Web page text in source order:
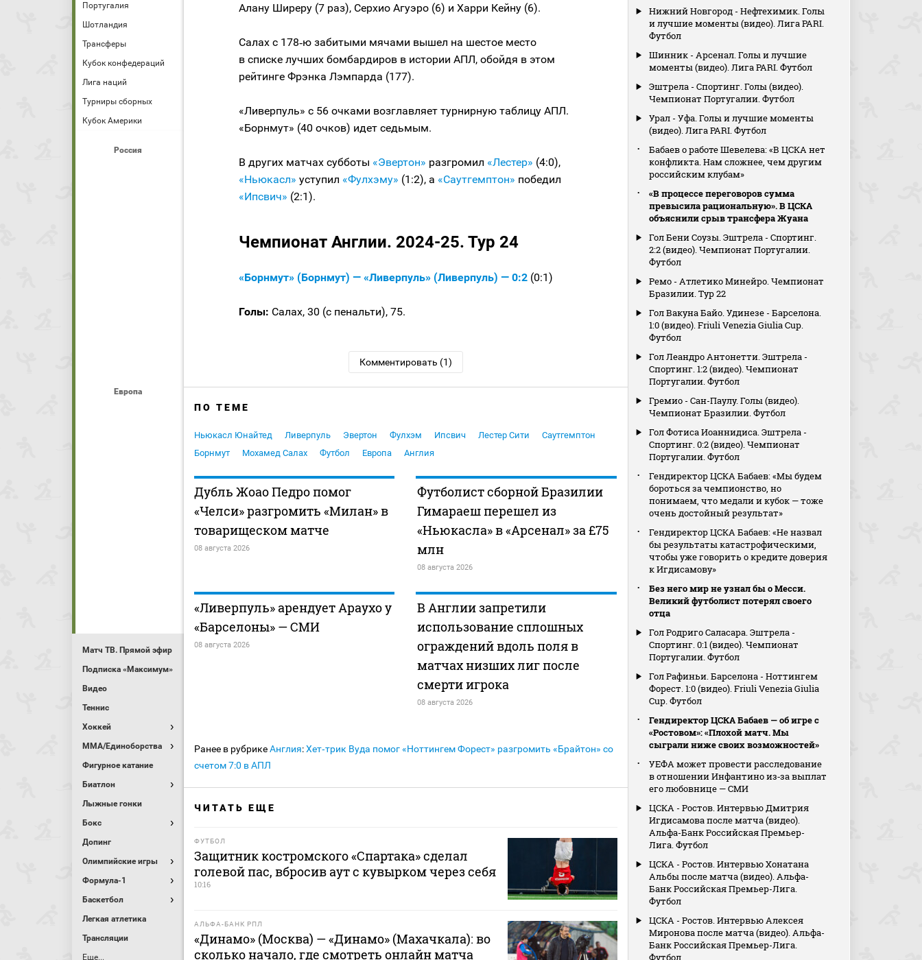
Португалия
Шотландия
Трансферы
Кубок конфедераций
Лига наций
Турниры сборных
Кубок Америки
Россия
Европа
Матч ТВ. Прямой эфир
Подписка «Максимум»
Видео
Теннис
Хоккей
MMA/Единоборства
Фигурное катание
Биатлон
Лыжные гонки
Бокс
Допинг
Олимпийские игры
Формула-1
Баскетбол
Легкая атлетика
Трансляции
Еще...
Алану Ширеру (7 раз), Серхио Агуэро (6) и Харри Кейну (6).
Салах с 178‑ю забитыми мячами вышел на шестое место
в списке лучших бомбардиров в истории АПЛ, обойдя в этом
рейтинге Фрэнка Лэмпарда (177).
«Ливерпуль» с 56 очками возглавляет турнирную таблицу АПЛ.
«Борнмут» (40 очков) идет седьмым.
В других матчах субботы «Эвертон» разгромил «Лестер» (4:0),
«Ньюкасл» уступил «Фулхэму» (1:2), а «Саутгемптон» победил
«Ипсвич» (2:1).
Чемпионат Англии. 2024-25. Тур 24
«Борнмут» (Борнмут) — «Ливерпуль» (Ливерпуль) — 0:2 (0:1)
Голы: Салах, 30 (с пенальти), 75.
Комментировать (1)
ПО ТЕМЕ
Ньюкасл Юнайтед Ливерпуль Эвертон Фулхэм Ипсвич Лестер Сити
Саутгемптон
Борнмут
Мохамед Салах Футбол Европа Англия
Дубль Жоао Педро помог
«Челси» разгромить «Милан» в
товарищеском матче
08 августа 2026
Футболист сборной Бразилии
Гимараеш перешел из
«Ньюкасла» в «Арсенал» за £75
млн
08 августа 2026
«Ливерпуль» арендует Араухо у
«Барселоны» — СМИ
08 августа 2026
В Англии запретили
использование сплошных
ограждений вдоль поля в
матчах низших лиг после
смерти игрока
08 августа 2026
Ранее в рубрикеАнглия:Хет‑трик Вуда помог «Ноттингем Форест» разгромить «Брайтон» со
счетом 7:0 в АПЛ
ЧИТАТЬ ЕЩЕ
ФУТБОЛ
Защитник костромского «Спартака» сделал
голевой пас, вбросив аут с кувырком через себя
10:16
АЛЬФА-БАНК РПЛ
«Динамо» (Москва) — «Динамо» (Махачкала): во
сколько начало, где смотреть онлайн матча
Нижний Новгород - Нефтехимик. Голы
и лучшие моменты (видео). Лига PARI.
Футбол
Шинник - Арсенал. Голы и лучшие
моменты (видео). Лига PARI. Футбол
Эштрела - Спортинг. Голы (видео).
Чемпионат Португалии. Футбол
Урал - Уфа. Голы и лучшие моменты
(видео). Лига PARI. Футбол
Бабаев о работе Шевелева: «В ЦСКА нет
конфликта. Нам сложнее, чем другим
российским клубам»
«В процессе переговоров сумма
превысила рациональную». В ЦСКА
объяснили срыв трансфера Жуана
Гол Бени Соузы. Эштрела - Спортинг.
2:2 (видео). Чемпионат Португалии.
Футбол
Ремо - Атлетико Минейро. Чемпионат
Бразилии. Тур 22
Гол Вакуна Байо. Удинезе - Барселона.
1:0 (видео). Friuli Venezia Giulia Cup.
Футбол
Гол Леандро Антонетти. Эштрела -
Спортинг. 1:2 (видео). Чемпионат
Португалии. Футбол
Гремио - Сан-Паулу. Голы (видео).
Чемпионат Бразилии. Футбол
Гол Фотиса Иоаннидиса. Эштрела -
Спортинг. 0:2 (видео). Чемпионат
Португалии. Футбол
Гендиректор ЦСКА Бабаев: «Мы будем
бороться за чемпионство, но
понимаем, что медали и кубок — тоже
очень достойный результат»
Гендиректор ЦСКА Бабаев: «Не назвал
бы результаты катастрофическими,
чтобы уже говорить о кредите доверия
к Игдисамову»
Без него мир не узнал бы о Месси.
Великий футболист потерял своего
отца
Гол Родриго Саласара. Эштрела -
Спортинг. 0:1 (видео). Чемпионат
Португалии. Футбол
Гол Рафиньи. Барселона - Ноттингем
Форест. 1:0 (видео). Friuli Venezia Giulia
Cup. Футбол
Гендиректор ЦСКА Бабаев — об игре с
«Ростовом»: «Плохой матч. Мы
сыграли ниже своих возможностей»
УЕФА может провести расследование
в отношении Инфантино из‑за выплат
его любовнице — СМИ
ЦСКА - Ростов. Интервью Дмитрия
Игдисамова после матча (видео).
Альфа-Банк Российская Премьер-
Лига. Футбол
ЦСКА - Ростов. Интервью Хонатана
Альбы после матча (видео). Альфа-
Банк Российская Премьер-Лига.
Футбол
ЦСКА - Ростов. Интервью Алексея
Миронова после матча (видео). Альфа-
Банк Российская Премьер-Лига.
Футбол